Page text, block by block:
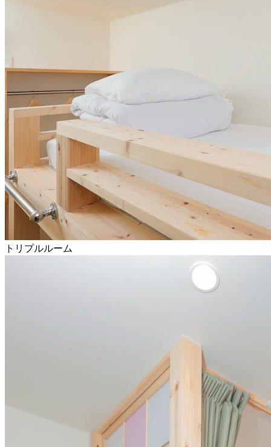
トリプルルーム